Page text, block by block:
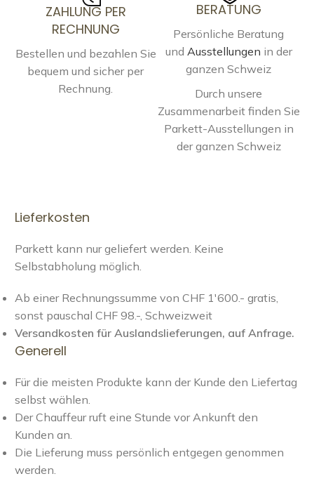
ZAHLUNG PER
RECHNUNG
Bestellen und bezahlen Sie
bequem und sicher per
Rechnung.
BERATUNG
Persönliche Beratung
und Ausstellungen in der
ganzen Schweiz
Durch unsere
Zusammenarbeit finden Sie
Parkett-Ausstellungen in
der ganzen Schweiz
Lieferkosten
Parkett kann nur geliefert werden. Keine
Selbstabholung möglich.
Ab einer Rechnungssumme von CHF 1'600.- gratis,
sonst pauschal CHF 98.-, Schweizweit
Versandkosten für Auslandslieferungen, auf Anfrage.
Generell
Für die meisten Produkte kann der Kunde den Liefertag
selbst wählen.
Der Chauffeur ruft eine Stunde vor Ankunft den
Kunden an.
Die Lieferung muss persönlich entgegen genommen
werden.